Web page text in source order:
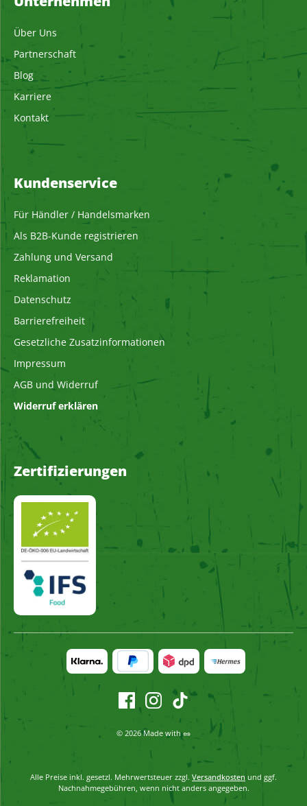
Über Uns
Partnerschaft
Blog
Karriere
Kontakt
Kundenservice
Für Händler / Handelsmarken
Als B2B-Kunde registrieren
Zahlung und Versand
Reklamation
Datenschutz
Barrierefreiheit
Gesetzliche Zusatzinformationen
Impressum
AGB und Widerruf
Widerruf erklären
Zertifizierungen
© 2026 Made with 🥜
Alle Preise inkl. gesetzl. Mehrwertsteuer zzgl. Versandkosten und ggf.
Nachnahmegebühren, wenn nicht anders angegeben.